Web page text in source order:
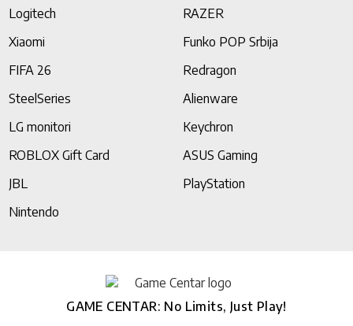
Logitech
RAZER
Xiaomi
Funko POP Srbija
FIFA 26
Redragon
SteelSeries
Alienware
LG monitori
Keychron
ROBLOX Gift Card
ASUS Gaming
JBL
PlayStation
Nintendo
GAME CENTAR: No Limits, Just Play!